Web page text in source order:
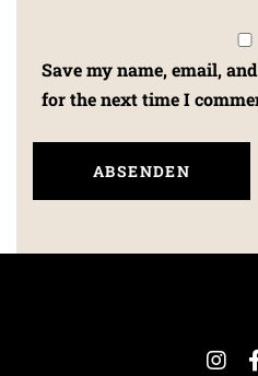
Save my name, email,
for the next time I